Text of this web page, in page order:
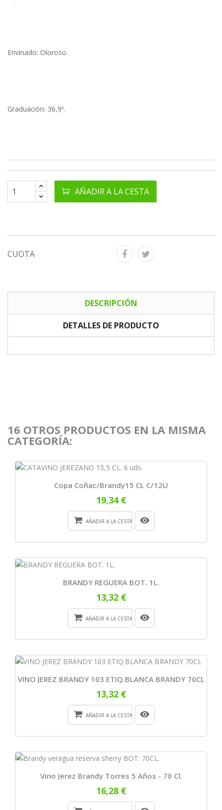
Envinado: Oloroso.
Graduación: 36,9º.
AÑADIR A LA CESTA
CUOTA
DESCRIPCIÓN
DETALLES DE PRODUCTO
16 OTROS PRODUCTOS EN LA MISMA
CATEGORÍA:
Copa Coñac/brandy15 CL C/12U
19,34 €
AÑADIR A LA CESTA
BRANDY REGUERA BOT. 1L.
13,32 €
AÑADIR A LA CESTA
VINO JEREZ BRANDY 103 ETIQ.BLANCA BRANDY 70CL
13,32 €
AÑADIR A LA CESTA
Vino Jerez Brandy Torres 5 Años - 70 Cl.
16,28 €